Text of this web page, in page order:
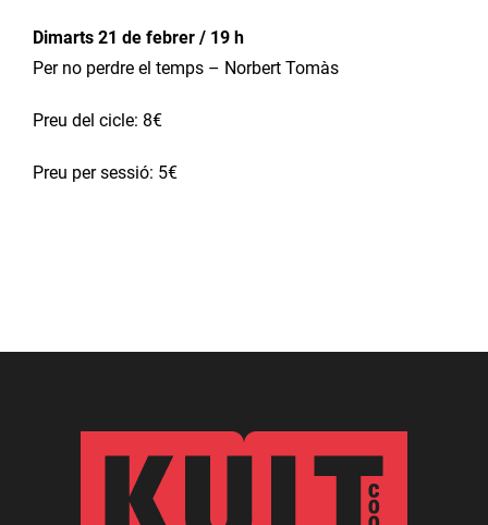
Dimarts 21 de febrer / 19 h
Per no perdre el temps – Norbert Tomàs
Preu del cicle: 8€
Preu per sessió: 5€